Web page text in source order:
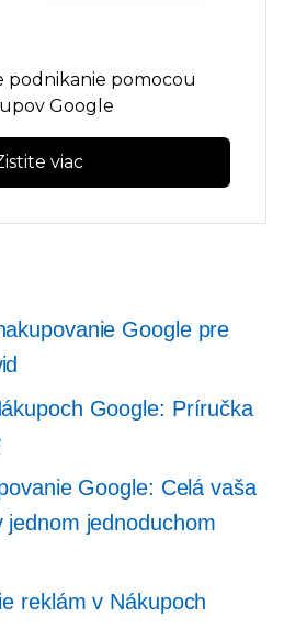
podnikanie pomocou
Google
viac
Google pre
Google: Príručka
Google: Celá vaša
jednom jednoduchom
reklám v Nákupoch